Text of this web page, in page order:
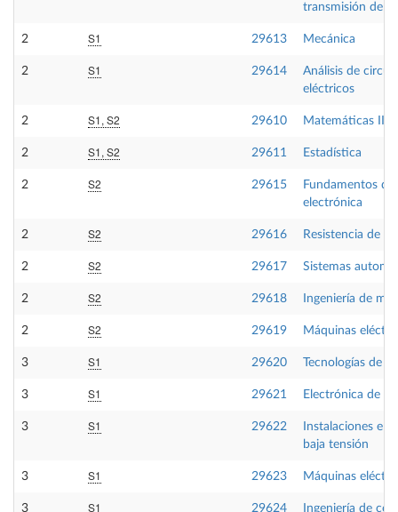
transmisión de
2 S1 29613 Mecánica
2 S1 29614
Análisis de
eléctricos
2 S1, S2 29610 Matemáticas III
2 S1, S2 29611 Estadística
2 S2 29615
Fundamentos de
electrónica
2 S2 29616 Resistencia de
2 S2 29617 Sistemas
2 S2 29618 Ingeniería de
2 S2 29619 Máquinas
3 S1 29620 Tecnologías de
3 S1 29621 Electrónica de
3 S1 29622
Instalaciones
baja tensión
3 S1 29623 Máquinas
3 S1 29624 Ingeniería de